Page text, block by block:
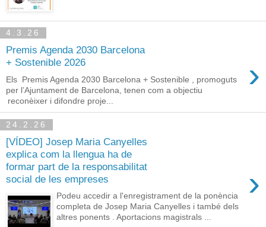
4.3.26
Premis Agenda 2030 Barcelona
+ Sostenible 2026
›
Els Premis Agenda 2030 Barcelona + Sostenible , promoguts
per l’Ajuntament de Barcelona, tenen com a objectiu
reconèixer i difondre proje...
24.2.26
[VÍDEO] Josep Maria Canyelles
explica com la llengua ha de
formar part de la responsabilitat
social de les empreses
›
Podeu accedir a l'enregistrament de la ponència
completa de Josep Maria Canyelles i també dels
altres ponents . Aportacions magistrals ...